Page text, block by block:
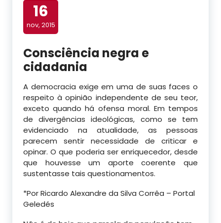
16
nov, 2015
Consciência negra e
cidadania
A democracia exige em uma de suas faces o
respeito à opinião independente de seu teor,
exceto quando há ofensa moral. Em tempos
de divergências ideológicas, como se tem
evidenciado na atualidade, as pessoas
parecem sentir necessidade de criticar e
opinar. O que poderia ser enriquecedor, desde
que houvesse um aporte coerente que
sustentasse tais questionamentos.
*Por Ricardo Alexandre da Silva Corrêa – Portal
Geledés